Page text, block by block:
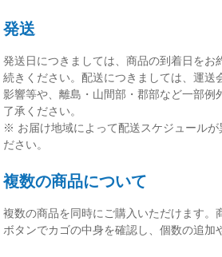
発送
発送日につきましては、 商品の到着日をお
続きください。配送につきましては、運
影響等や、離島・山間部・郡部など一部
了承ください。
※ お届け地域によって配送スケジュール
ださい。
複数の商品について
複数の商品を同時にご購入いただけます。
ボタンでカゴの中身を確認し、個数の追加